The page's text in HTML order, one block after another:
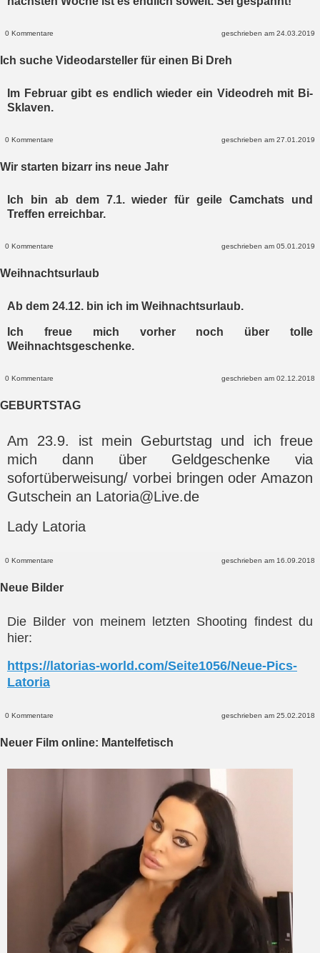
0 Kommentare geschrieben am 24.03.2019
Ich suche Videodarsteller für einen Bi Dreh
Im Februar gibt es endlich wieder ein Videodreh mit Bi-
Sklaven.
0 Kommentare geschrieben am 27.01.2019
Wir starten bizarr ins neue Jahr
Ich bin ab dem 7.1. wieder für geile Camchats und
Treffen erreichbar.
0 Kommentare geschrieben am 05.01.2019
Weihnachtsurlaub
Ab dem 24.12. bin ich im Weihnachtsurlaub.
Ich freue mich vorher noch über tolle
Weihnachtsgeschenke.
0 Kommentare geschrieben am 02.12.2018
GEBURTSTAG
Am 23.9. ist mein Geburtstag und ich freue
mich dann über Geldgeschenke via
sofortüberweisung/ vorbei bringen oder Amazon
Gutschein an Latoria@Live.de
Lady Latoria
0 Kommentare geschrieben am 16.09.2018
Neue Bilder
Die Bilder von meinem letzten Shooting findest du
hier:
https://latorias-world.com/Seite1056/Neue-Pics-
Latoria
0 Kommentare geschrieben am 25.02.2018
Neuer Film online: Mantelfetisch